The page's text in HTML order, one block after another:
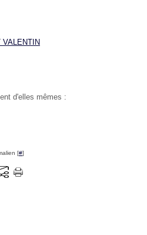
VALENTIN
d'elles mêmes :
[#]